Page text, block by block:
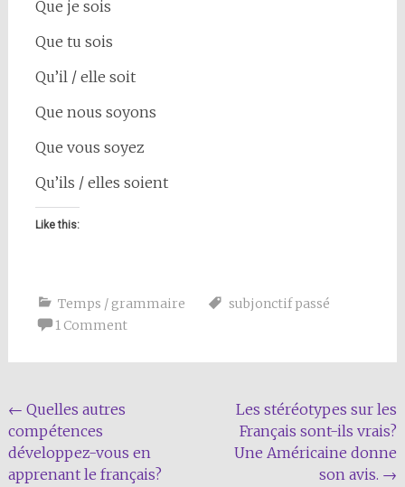
Que je sois
Que tu sois
Qu’il / elle soit
Que nous soyons
Que vous soyez
Qu’ils / elles soient
Like this:
Temps / grammaire
subjonctif passé
1 Comment
Post
navigation
← Quelles autres
compétences
développez-vous en
apprenant le français?
Les stéréotypes sur les
Français sont-ils vrais?
Une Américaine donne
son avis. →